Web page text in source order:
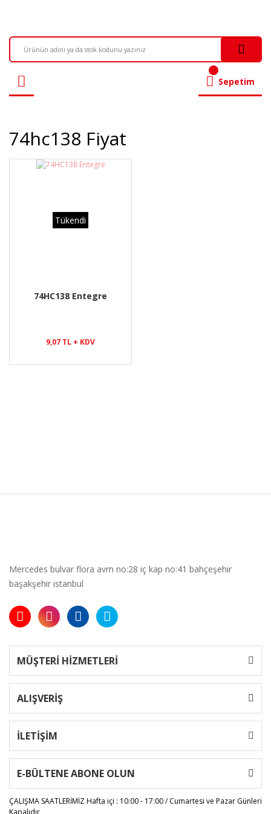
Sepetim
74hc138 Fiyat
Tükendi
74HC138 Entegre
9,07 TL + KDV
Mercedes bulvar flora avm no:28 iç kap no:41 bahçeşehir
başakşehir istanbul
MÜŞTERİ HİZMETLERİ
ALIŞVERİŞ
İLETİŞİM
E-BÜLTENE ABONE OLUN
ÇALIŞMA SAATLERİMİZHafta içi : 10:00 - 17:00 / Cumartesi ve Pazar Günleri
Kapalıdır